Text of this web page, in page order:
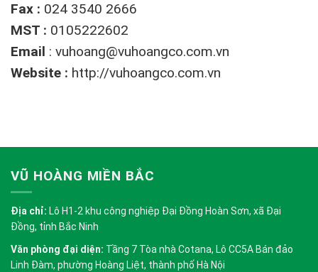
Fax : 024 3540 2666
MST : 0105222602
Email : vuhoang@vuhoangco.com.vn
Website : http://vuhoangco.com.vn
VŨ HOÀNG MIỀN BẮC
Địa chỉ: Lô H1-2 khu công nghiệp Đại Đồng Hoàn Sơn, xã Đại
Đồng, tỉnh Bắc Ninh
Văn phòng đại diện: Tầng 7 Tòa nhà Cotana, Lô CC5A Bán đảo
Linh Đàm, phường Hoàng Liệt, thành phố Hà Nội